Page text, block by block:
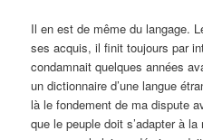
Il en est de même du langage.
ses acquis, il finit toujours par
condamnait quelques années
un dictionnaire d’une langue
là le fondement de ma dispute
que le peuple doit s’adapter à